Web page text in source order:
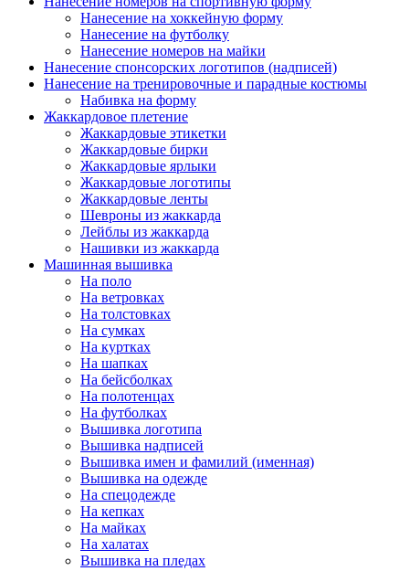
Нанесение на хоккейную форму
Нанесение на футболку
Нанесение номеров на майки
Нанесение спонсорских логотипов (надписей)
Нанесение на тренировочные и парадные костюмы
Набивка на форму
Жаккардовое плетение
Жаккардовые этикетки
Жаккардовые бирки
Жаккардовые ярлыки
Жаккардовые логотипы
Жаккардовые ленты
Шевроны из жаккарда
Лейблы из жаккарда
Нашивки из жаккарда
Машинная вышивка
На поло
На ветровках
На толстовках
На сумках
На куртках
На шапках
На бейсболках
На полотенцах
На футболках
Вышивка логотипа
Вышивка надписей
Вышивка имен и фамилий (именная)
Вышивка на одежде
На спецодежде
На кепках
На майках
На халатах
Вышивка на пледах